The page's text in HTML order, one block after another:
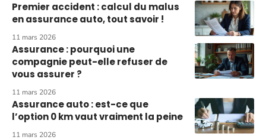
Premier accident : calcul du malus
en assurance auto, tout savoir !
11 mars 2026
Assurance : pourquoi une
compagnie peut-elle refuser de
vous assurer ?
11 mars 2026
Assurance auto : est-ce que
l’option 0 km vaut vraiment la peine
11 mars 2026